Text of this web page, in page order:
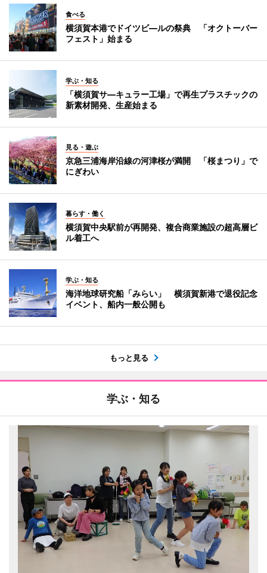
食べる
横須賀本港でドイツビ―ルの祭典 「オクトーバー
フェスト」始まる
学ぶ・知る
「横須賀サ―キュラー工場」で再生プラスチックの
新素材開発、生産始まる
見る・遊ぶ
京急三浦海岸沿線の河津桜が満開 「桜まつり」で
にぎわい
暮らす・働く
横須賀中央駅前が再開発、複合商業施設の超高層ビ
ル着工へ
学ぶ・知る
海洋地球研究船「みらい」 横須賀新港で退役記念
イベント、船内一般公開も
もっと見る
学ぶ・知る